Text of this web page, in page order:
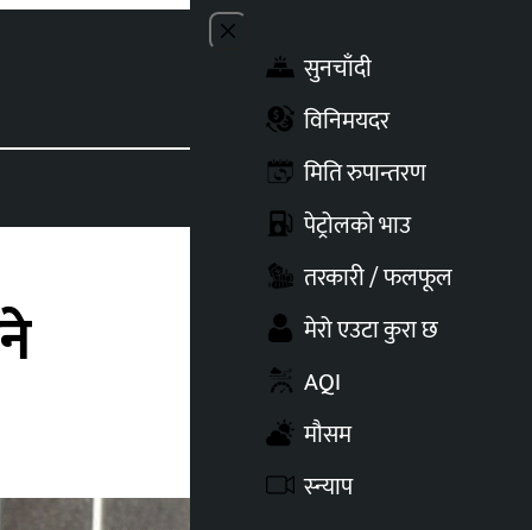
Close menu
सुनचाँदी
विनिमयदर
मिति रुपान्तरण
पेट्रोलको भाउ
तरकारी / फलफूल
मेरो एउटा कुरा छ
AQI
मौसम
स्न्याप